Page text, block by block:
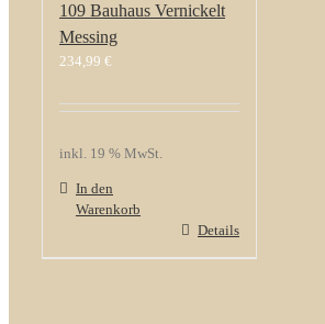
109 Bauhaus Vernickelt
Messing
234,99 €
inkl. 19 % MwSt.
In den
Warenkorb
Details